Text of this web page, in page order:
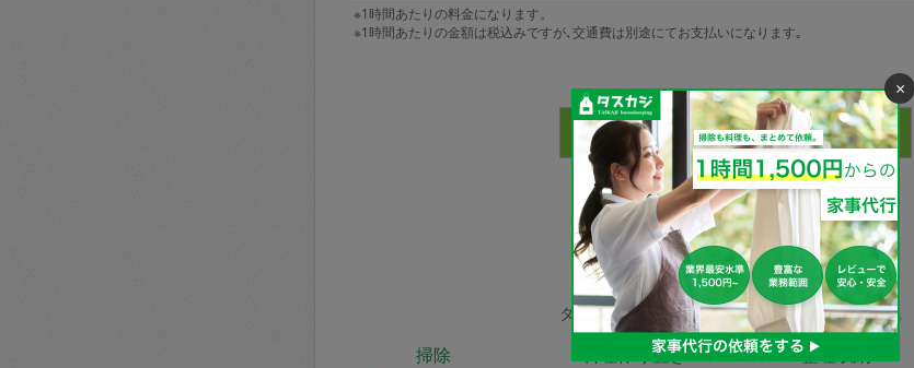
※1時間あたりの料金になります。
※1時間あたりの金額は税込みですが､交通費は別途にてお支払いになります｡
家事代行サービスの種類
タスカジで依頼できるサービスは下記となります。
掃除 料理作り置き 整理収納
×